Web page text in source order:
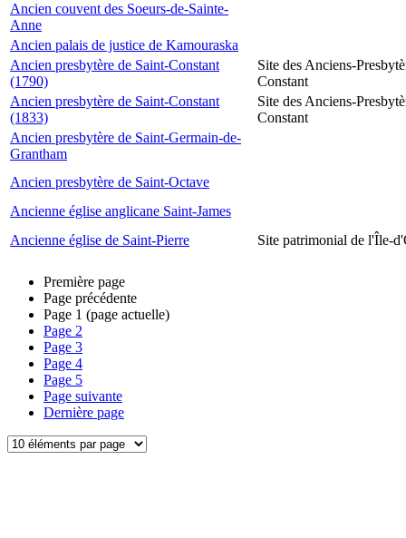
Ancien couvent des Soeurs-de-Sainte-
Anne
Ancien palais de justice de Kamouraska
Ancien presbytère de Saint-Constant
(1790)
Site des Anciens-
Constant
Ancien presbytère de Saint-Constant
(1833)
Site des Anciens-
Constant
Ancien presbytère de Saint-Germain-de-
Grantham
Ancien presbytère de Saint-Octave
Ancienne église anglicane Saint-James
Ancienne église de Saint-Pierre
Site patrimonial de l'Île-
Première page
Page précédente
Page 1 (page actuelle)
Page 2
Page 3
Page 4
Page 5
Page suivante
Dernière page